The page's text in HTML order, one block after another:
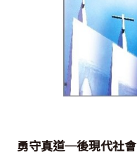
勇守真道─後現代社